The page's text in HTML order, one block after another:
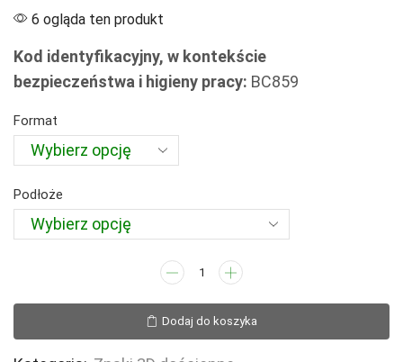
cen:
72,81 zł
do
6 ogląda ten produkt
Kod identyfikacyjny, w kontekście
bezpieczeństwa i higieny pracy: BC859
Format
Podłoże
ilość
System
oddymiania
Dodaj do koszyka